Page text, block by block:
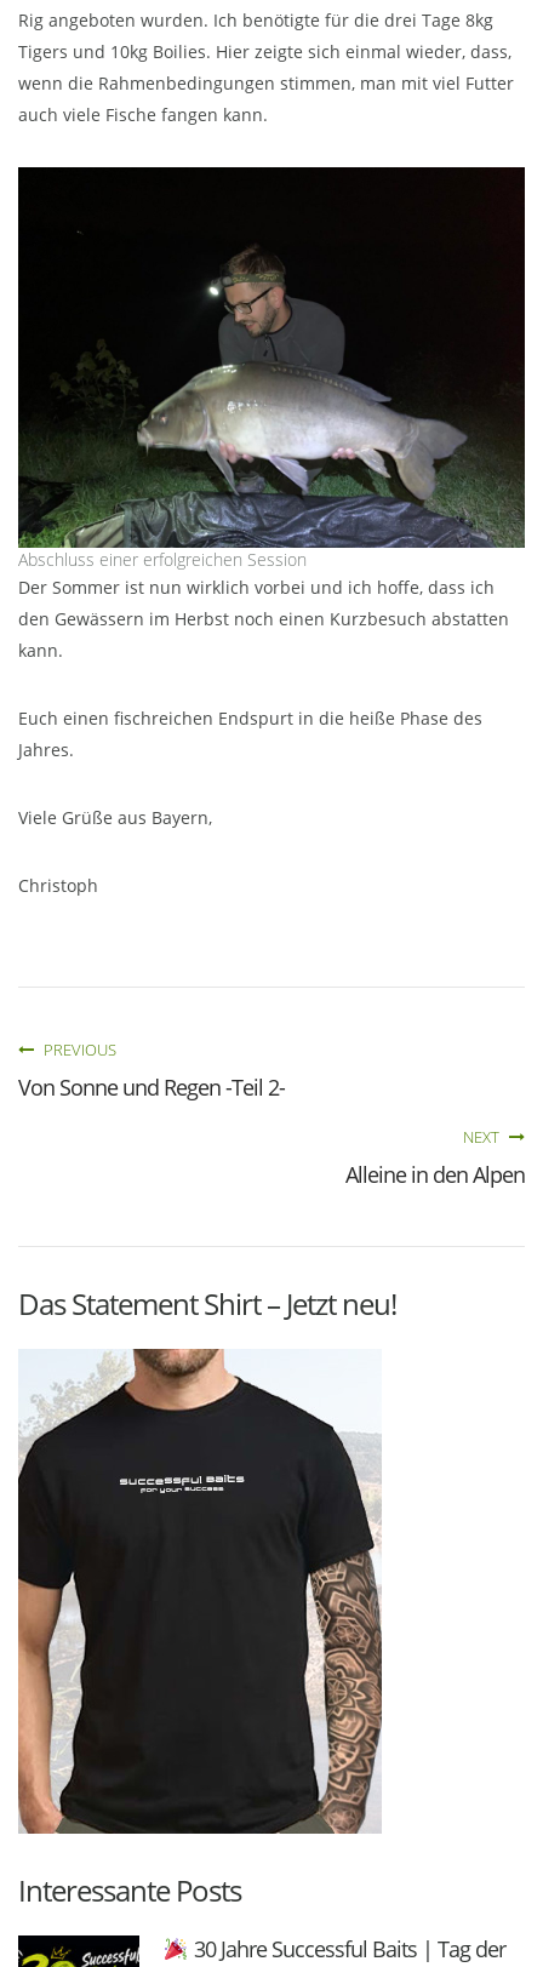
Rig angeboten wurden. Ich benötigte für die drei Tage 8kg
Tigers und 10kg Boilies. Hier zeigte sich einmal wieder, dass,
wenn die Rahmenbedingungen stimmen, man mit viel Futter
auch viele Fische fangen kann.
Abschluss einer erfolgreichen Session
Der Sommer ist nun wirklich vorbei und ich hoffe, dass ich
den Gewässern im Herbst noch einen Kurzbesuch abstatten
kann.
Euch einen fischreichen Endspurt in die heiße Phase des
Jahres.
Viele Grüße aus Bayern,
Christoph
PREVIOUS
Von Sonne und Regen -Teil 2-
NEXT
Alleine in den Alpen
Das Statement Shirt – Jetzt neu!
Interessante Posts
30 Jahre Successful Baits | Tag der